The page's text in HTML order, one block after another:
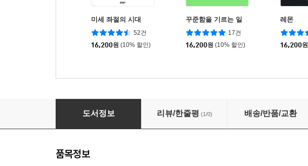
미세 좌절의 시대
52건
16,200원 (10% 할인)
꾸준함을 기르는 일
17건
16,200원 (10% 할인)
레몬
16,200원
우왕좌왕 포르투갈
도서정보 리뷰/한줄평 (1/0) 배송/반품/교환
품목정보